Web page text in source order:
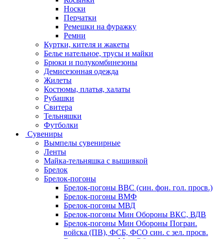
Носки
Перчатки
Ремешки на фуражку
Ремни
Куртки, кителя и жакеты
Белье нательное, трусы и майки
Брюки и полукомбинезоны
Демисезонная одежда
Жилеты
Костюмы, платья, халаты
Рубашки
Свитера
Тельняшки
Футболки
Сувениры
Вымпелы сувенирные
Ленты
Майка-тельняшка с вышивкой
Брелок
Брелок-погоны
Брелок-погоны ВВС (син. фон. гол. просв.)
Брелок-погоны ВМФ
Брелок-погоны МВД
Брелок-погоны Мин Обороны ВКС, ВДВ
Брелок-погоны Мин Обороны Погран.
войска (ПВ), ФСБ, ФСО син. с зел. просв.